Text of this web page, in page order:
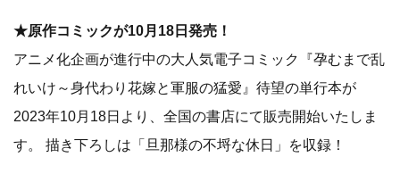
★原作コミックが10月18日発売！
アニメ化企画が進行中の大人気電子コミック『孕むまで乱
れいけ～身代わり花嫁と軍服の猛愛』待望の単行本が
2023年10月18日より、全国の書店にて販売開始いたしま
す。 描き下ろしは「旦那様の不埒な休日」を収録！